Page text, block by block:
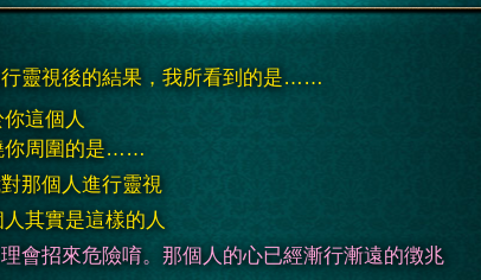
靈視後的結果，我所看到的是……
你這個人
你周圍的是……
那個人進行靈視
其實是這樣的人
會招來危險唷。那個人的心已經漸行漸遠的徴兆